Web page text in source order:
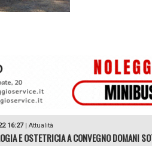
16:27| Attualità
E OSTETRICIA A CONVEGNO DOMANI